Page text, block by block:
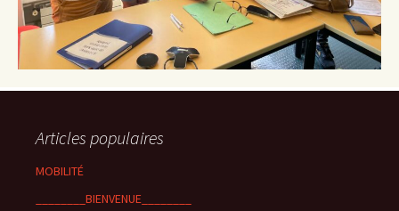
Articles populaires
MOBILITÉ
________BIENVENUE________